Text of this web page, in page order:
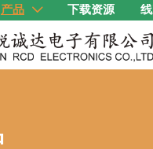
产品  下载资源